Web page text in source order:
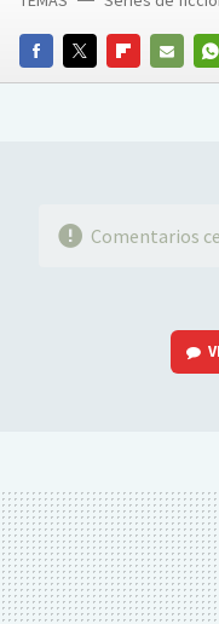
FACEBOOKTWITTERFLIPBOARD
E-
Comentarios